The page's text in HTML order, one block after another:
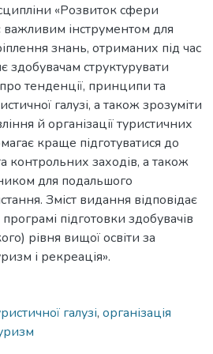
«Розвиток сфери
важливим інструментом для
знань, отриманих під час
здобувачам структурувати
тенденції, принципи та
галузі, а також зрозуміти
й організації туристичних
краще підготуватися до
контрольних заходів, а також
для подальшого
Зміст видання відповідає
підготовки здобувачів
рівня вищої освіти за
і рекреація».
галузі, організація